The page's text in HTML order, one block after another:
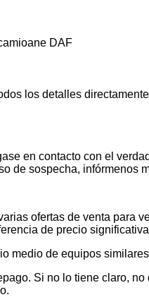
DAF
los detalles
en contacto con el
de sospecha,
ofertas de venta
de precio
medio de equipos
Si no lo tiene claro,